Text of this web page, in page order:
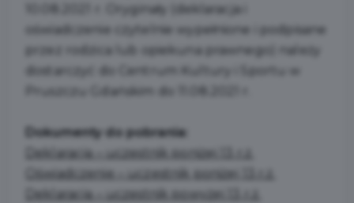
10.08.2021 r. Oryginały (deklaracja i
oświadczenie czytelnie wypełnione i podpisane
przez rodzica lub opiekuna prawnego) należy
dostarczyć do Centrum Kultury i Sportu w
Pruszczu Gdańskim do 11.08.2021 r.
Dokumenty do pobrania:
Deklaracja – uczestnik poniżej 13 r.ż.
Oświadczenie – uczestnik poniżej 13 r.ż.
Deklaracja – uczestnik powyżej 13 r.ż.